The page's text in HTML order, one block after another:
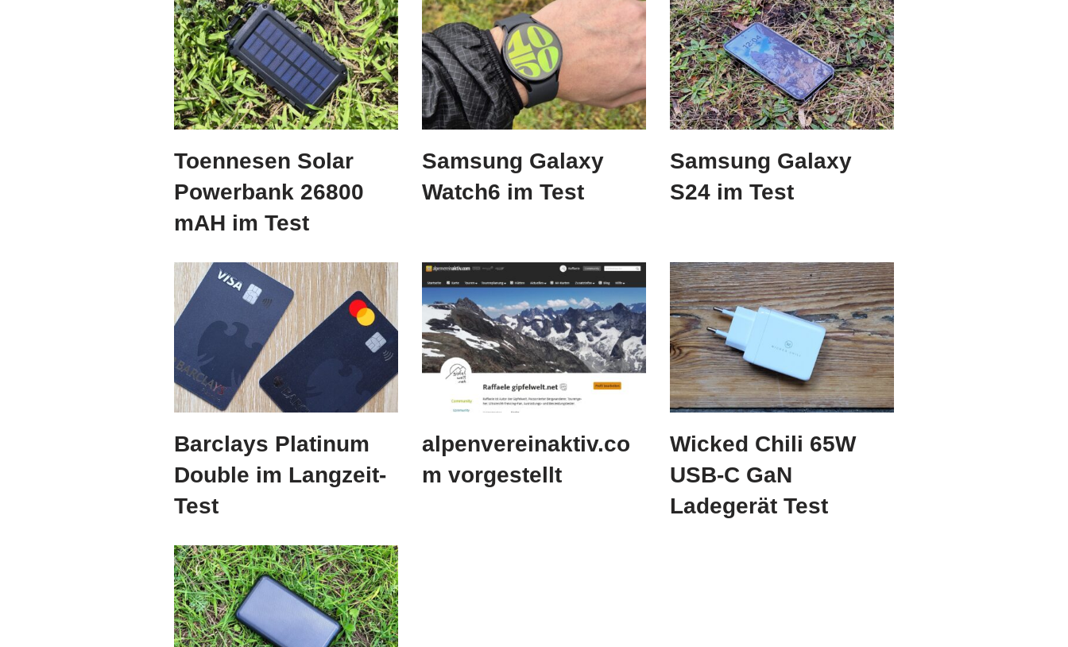
Toennesen Solar
Powerbank 26800
mAH im Test
Samsung Galaxy
Watch6 im Test
Samsung Galaxy
S24 im Test
Barclays Platinum
Double im Langzeit-
Test
alpenvereinaktiv.co
m vorgestellt
Wicked Chili 65W
USB-C GaN
Ladegerät Test